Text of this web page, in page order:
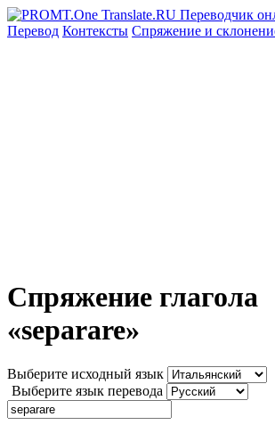
Перевод Контексты Спряжение и
Спряжение глагола
«separare»
Выберите исходный язык
Выберите язык перевода